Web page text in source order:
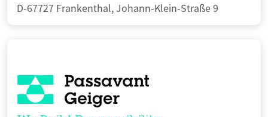
D-67727 Frankenthal, Johann-Klein-Straße 9